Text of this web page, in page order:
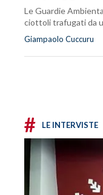
Le Guardie
ciottoli trafugati da
Giampaolo Cuccuru
# LE INTERVISTE